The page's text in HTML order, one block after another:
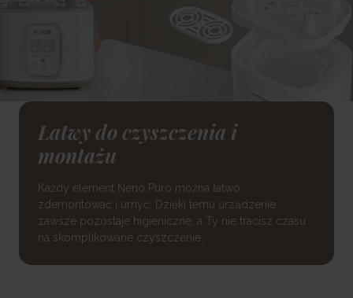
Łatwy do czyszczenia i
montażu
Każdy element Neno Puro można łatwo
zdemontować i umyć. Dzięki temu urządzenie
zawsze pozostaje higieniczne, a Ty nie tracisz czasu
na skomplikowane czyszczenie.